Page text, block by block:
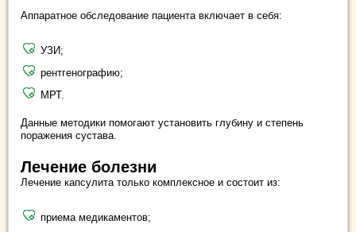
Аппаратное обследование пациента включает в себя:
УЗИ;
рентгенографию;
МРТ.
Данные методики помогают установить глубину и степень
поражения сустава.
Лечение болезни
Лечение капсулита только комплексное и состоит из:
приема медикаментов;